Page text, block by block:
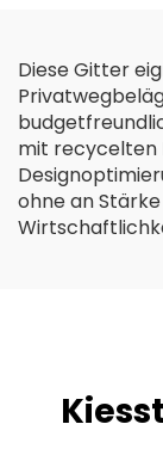
Diese Gitter
mit recycelten
ohne an